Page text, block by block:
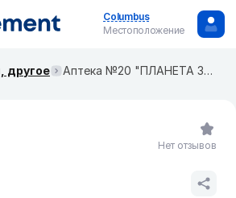
Columbus
Местоположение
другое Аптека №20 "ПЛАНЕТА ЗДОРОВЬЯ"
Нет отзывов